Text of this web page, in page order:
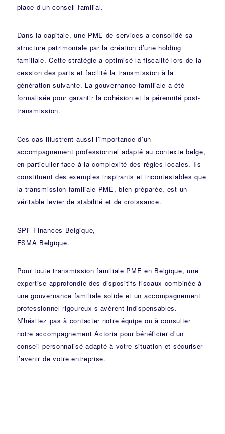
place d’un conseil familial.
Dans la capitale, une PME de services a consolidé sa
structure patrimoniale par la création d’une holding
familiale. Cette stratégie a optimisé la fiscalité lors de la
cession des parts et facilité la transmission à la
génération suivante. La gouvernance familiale a été
formalisée pour garantir la cohésion et la pérennité post-
transmission.
Ces cas illustrent aussi l’importance d’un
accompagnement professionnel adapté au contexte belge,
en particulier face à la complexité des règles locales. Ils
constituent des exemples inspirants et incontestables que
la transmission familiale PME, bien préparée, est un
véritable levier de stabilité et de croissance.
SPF Finances Belgique,
FSMA Belgique.
Pour toute transmission familiale PME en Belgique, une
expertise approfondie des dispositifs fiscaux combinée à
une gouvernance familiale solide et un accompagnement
professionnel rigoureux s’avèrent indispensables.
N’hésitez pas à contacter notre équipe ou à consulter
notre accompagnement Actoria pour bénéficier d’un
conseil personnalisé adapté à votre situation et sécuriser
l’avenir de votre entreprise.